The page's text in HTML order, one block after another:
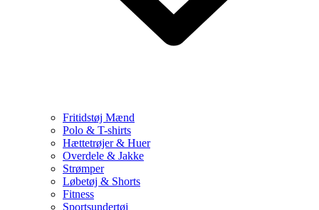
Fritidstøj Mænd
Polo & T-shirts
Hættetrøjer & Huer
Overdele & Jakke
Strømper
Løbetøj & Shorts
Fitness
Sportsundertøj